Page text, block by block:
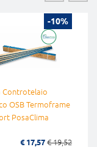
-10%
Controtelaio
OSB Termoframe
PosaClima
€ 17,57 € 19,52